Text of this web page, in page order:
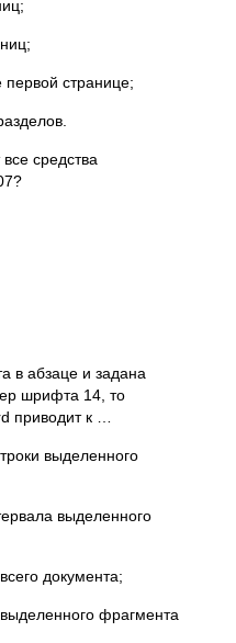
странице;
средства
в абзаце и задана
шрифта 14, то
приводит к …
выделенного
выделенного
документа;
фрагмента